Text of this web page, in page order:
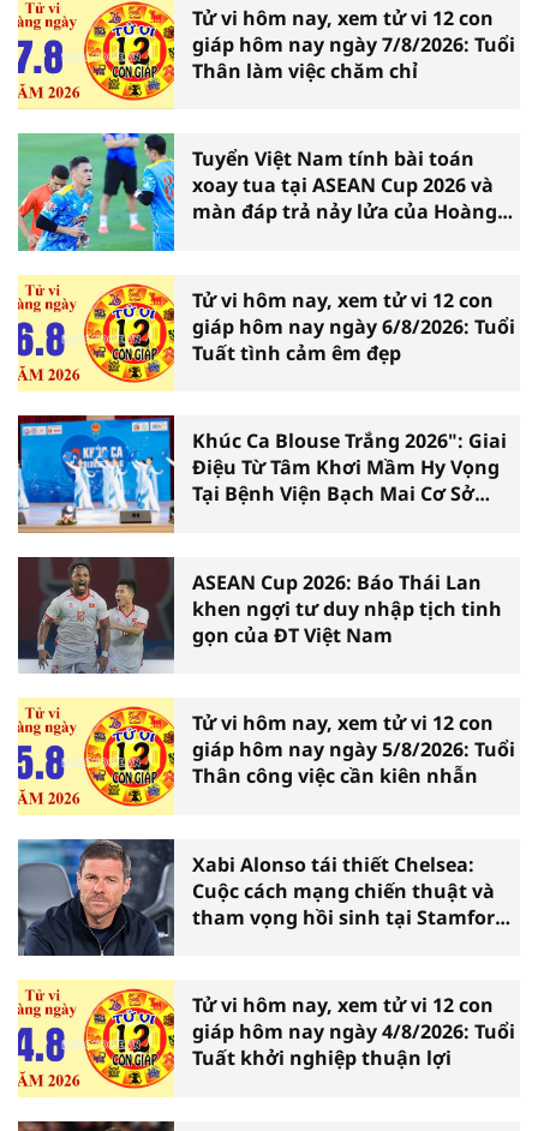
Tử vi hôm nay, xem tử vi 12 con
giáp hôm nay ngày 7/8/2026: Tuổi
Thân làm việc chăm chỉ
Tuyển Việt Nam tính bài toán
xoay tua tại ASEAN Cup 2026 và
màn đáp trả nảy lửa của Hoàng
Tử vi hôm nay, xem tử vi 12 con
giáp hôm nay ngày 6/8/2026: Tuổi
Tuất tình cảm êm đẹp
Khúc Ca Blouse Trắng 2026": Giai
Điệu Từ Tâm Khơi Mầm Hy Vọng
Tại Bệnh Viện Bạch Mai Cơ Sở
ASEAN Cup 2026: Báo Thái Lan
khen ngợi tư duy nhập tịch tinh
gọn của ĐT Việt Nam
Tử vi hôm nay, xem tử vi 12 con
giáp hôm nay ngày 5/8/2026: Tuổi
Thân công việc cần kiên nhẫn
Xabi Alonso tái thiết Chelsea:
Cuộc cách mạng chiến thuật và
tham vọng hồi sinh tại Stamford
Tử vi hôm nay, xem tử vi 12 con
giáp hôm nay ngày 4/8/2026: Tuổi
Tuất khởi nghiệp thuận lợi